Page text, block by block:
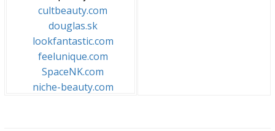
cultbeauty.com
douglas.sk
lookfantastic.com
feelunique.com
SpaceNK.com
niche-beauty.com